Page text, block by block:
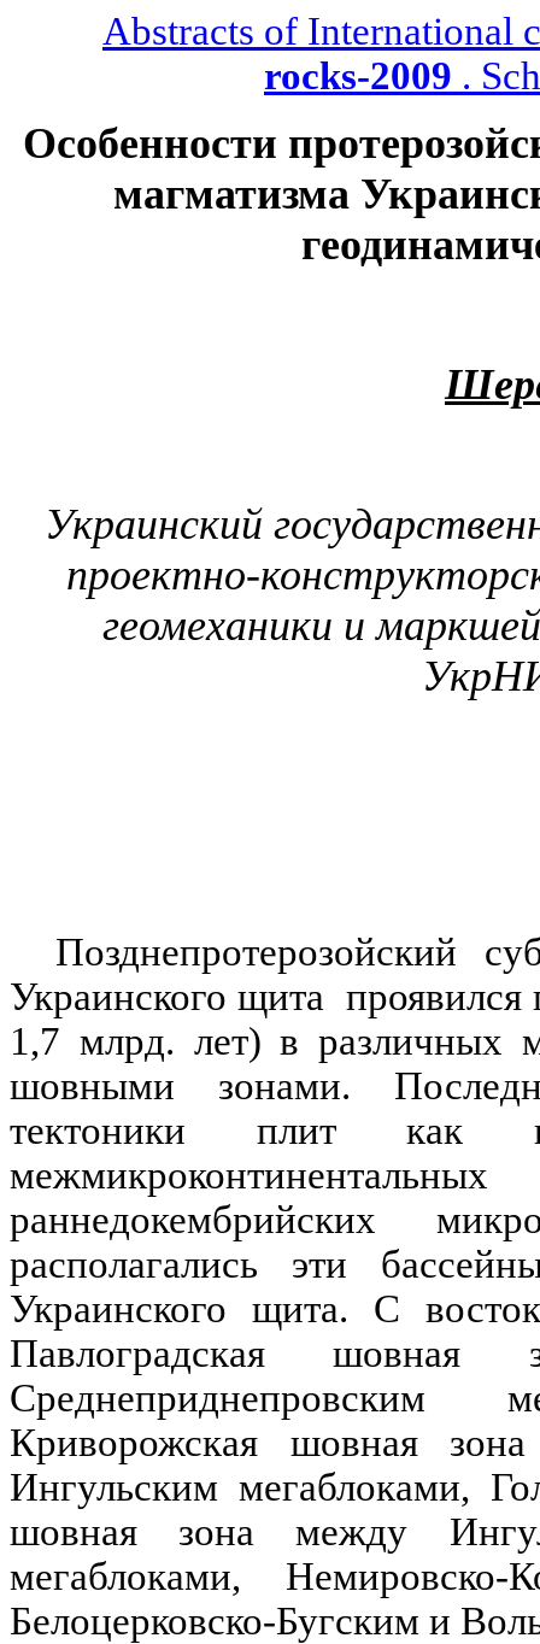
Abstracts of International
rocks-2009 .
Особенности
магматизма
Украинский
проектно-
геомеханики и
Позднепротерозойский
Украинского щита
1,7 млрд. лет)в различных
шовными зонами.
тектоники плит
межмикроконтинентальных
раннедокембрийских
располагались эти
Украинского щита. С
Павлоградская шовная
Среднеприднепровским
Криворожская шовная
Ингульским мегаблоками,
шовная зона между
мегаблоками, Немировско-
Белоцерковско-Бугским и